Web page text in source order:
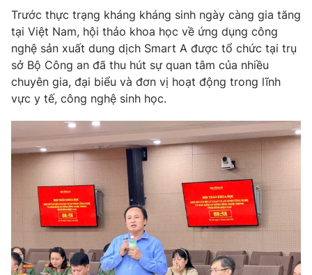
Thị trường
Góc doanh nghiệp
Truyền hình
Phim VTV
Hậu trường
Nhân vật
Khán giả
Giải sao mai
Giải trí
Điện ảnh
Âm nhạc
Sao
Đời sống
Du lịch
Làm đẹp
Chất lượng cuộc sống
Giáo dục
Tuyển sinh
Học trực tuyến
Công nghệ
Hitech Công nghệ tương lai
Sản phẩm
Giao lưu trực tuyến
Trước thực trạng kháng kháng sinh ngày càng gia tăng
tại Việt Nam, hội thảo khoa học về ứng dụng công
nghệ sản xuất dung dịch Smart A được tổ chức tại trụ
sở Bộ Công an đã thu hút sự quan tâm của nhiều
chuyên gia, đại biểu và đơn vị hoạt động trong lĩnh
vực y tế, công nghệ sinh học.